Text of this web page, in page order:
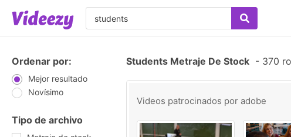
Ordenar por:
Mejor resultado
Novísimo
Tipo de archivo
Students Metraje De Stock - 370
Videos patrocinados por adobe